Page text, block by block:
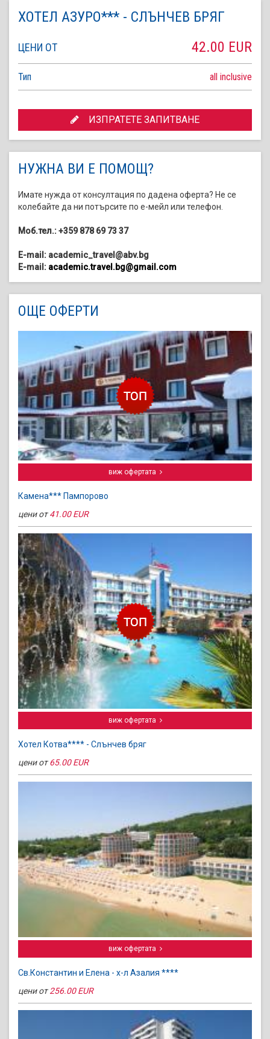
ХОТЕЛ АЗУРО*** - СЛЪНЧЕВ БРЯГ
ЦЕНИ ОТ 42.00 EUR
Тип all inclusive
ИЗПРАТЕТЕ ЗАПИТВАНЕ
НУЖНА ВИ Е ПОМОЩ?
Имате нужда от консултация по дадена оферта? Не се
колебайте да ни потърсите по е-мейл или телефон.
Моб.тел.: +359 878 69 73 37
E-mail: academic_travel@abv.bg
E-mail: academic.travel.bg@gmail.com
ОЩЕ ОФЕРТИ
виж офертата
Камена*** Пампорово
цени от41.00 EUR
виж офертата
Хотел Котва**** - Слънчев бряг
цени от65.00 EUR
виж офертата
Св.Константин и Елена - х-л Азалия ****
цени от256.00 EUR